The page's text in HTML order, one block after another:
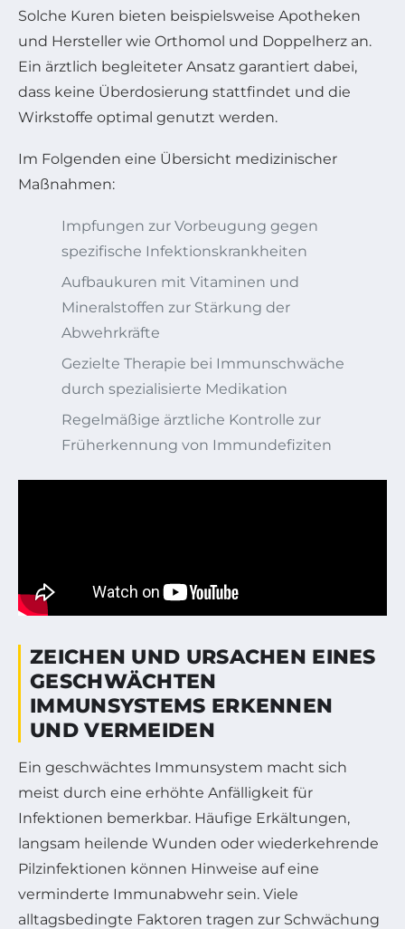
Solche Kuren bieten beispielsweise Apotheken
und Hersteller wie Orthomol und Doppelherz an.
Ein ärztlich begleiteter Ansatz garantiert dabei,
dass keine Überdosierung stattfindet und die
Wirkstoffe optimal genutzt werden.
Im Folgenden eine Übersicht medizinischer
Maßnahmen:
Impfungen zur Vorbeugung gegen
spezifische Infektionskrankheiten
Aufbaukuren mit Vitaminen und
Mineralstoffen zur Stärkung der
Abwehrkräfte
Gezielte Therapie bei Immunschwäche
durch spezialisierte Medikation
Regelmäßige ärztliche Kontrolle zur
Früherkennung von Immundefiziten
ZEICHEN UND URSACHEN EINES
GESCHWÄCHTEN
IMMUNSYSTEMS ERKENNEN
UND VERMEIDEN
Ein geschwächtes Immunsystem macht sich
meist durch eine erhöhte Anfälligkeit für
Infektionen bemerkbar. Häufige Erkältungen,
langsam heilende Wunden oder wiederkehrende
Pilzinfektionen können Hinweise auf eine
verminderte Immunabwehr sein. Viele
alltagsbedingte Faktoren tragen zur Schwächung